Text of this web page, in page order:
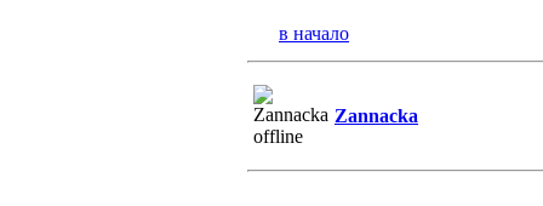
в начало
Zannacka